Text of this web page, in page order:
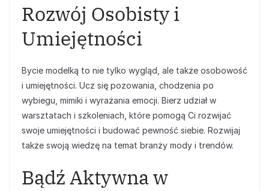
Rozwój Osobisty i
Umiejętności
Bycie modelką to nie tylko wygląd, ale także osobowość
i umiejętności. Ucz się pozowania, chodzenia po
wybiegu, mimiki i wyrażania emocji. Bierz udział w
warsztatach i szkoleniach, które pomogą Ci rozwijać
swoje umiejętności i budować pewność siebie. Rozwijaj
także swoją wiedzę na temat branży mody i trendów.
Bądź Aktywna w